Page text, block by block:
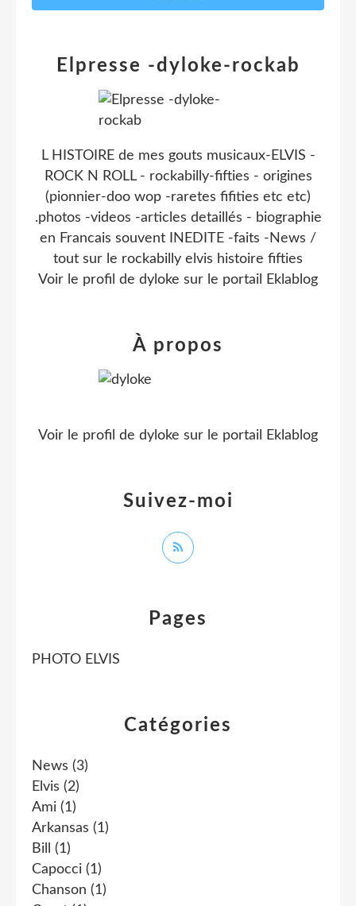
Catégories
News (3)
Elvis (2)
Ami (1)
Arkansas (1)
Bill
(1)
Capocci (1)
Chanson (1)
Pages
PHOTO ELVIS
Elpresse -dyloke-rockab
L HISTOIRE de mes gouts musicaux-ELVIS -
ROCK N ROLL - rockabilly-fifties - origines
(pionnier-doo wop -raretes fifities etc etc)
.photos -videos -articles detaillés - biographie
en Francais souvent INEDITE -faits -News /
tout sur le rockabilly elvis histoire fifties
Voir le profil de dyloke sur le portail Eklablog
Suivez-moi
À propos
Voir le profil de dyloke sur le portail Eklablog